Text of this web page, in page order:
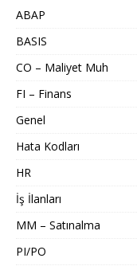
ABAP
BASIS
CO – Maliyet Muh
FI – Finans
Genel
Hata Kodları
HR
İş İlanları
MM – Satınalma
PI/PO